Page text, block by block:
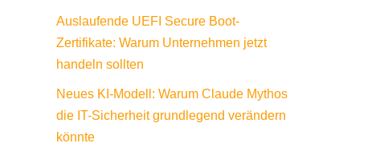
Auslaufende UEFI Secure Boot-
Zertifikate: Warum Unternehmen jetzt
handeln sollten
Neues KI-Modell: Warum Claude Mythos
die IT-Sicherheit grundlegend verändern
könnte